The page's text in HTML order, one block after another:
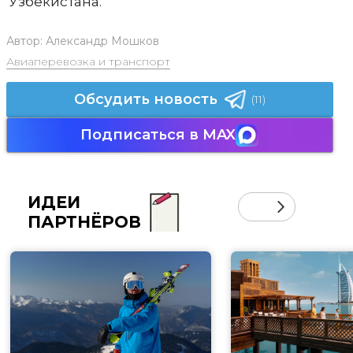
Автор: Александр Мошков
Авиаперевозка и транспорт
Обсудить новость (11)
Подписаться в MAX
ИДЕИ
ПАРТНЁРОВ